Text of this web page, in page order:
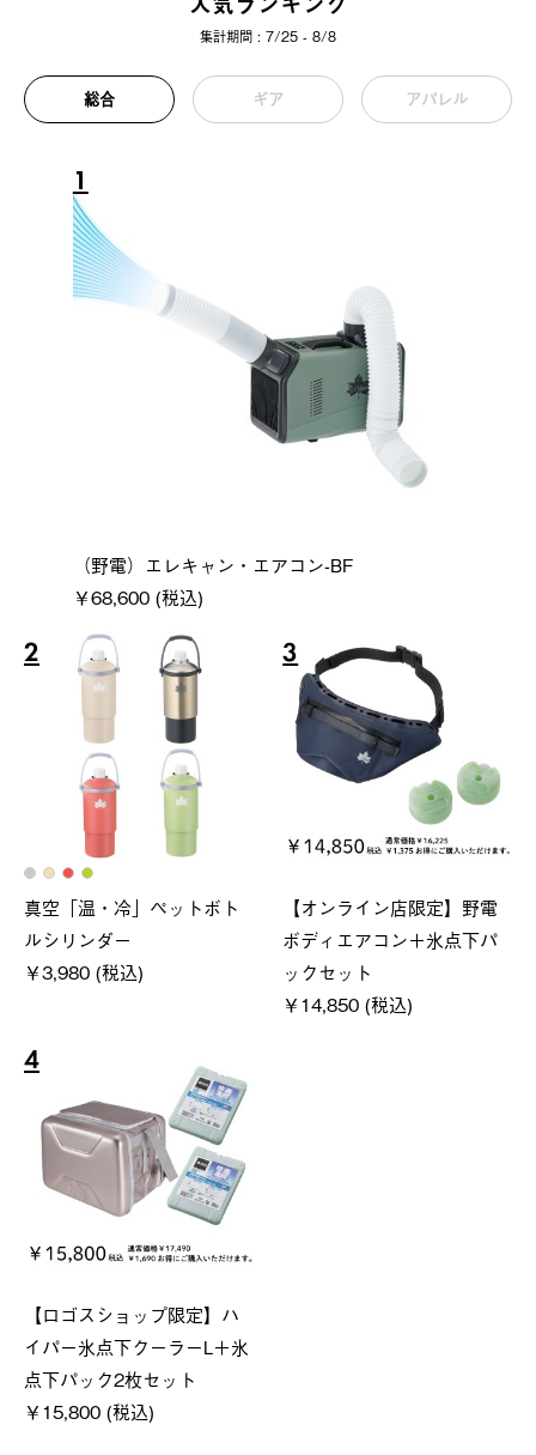
集計期間 : 7/25 - 8/8
総合 ギア アパレル
1
（野電）エレキャン・エアコン-BF
￥68,600 (税込)
2
真空「温・冷」ペットボト
ルシリンダー
￥3,980 (税込)
3
【オンライン店限定】野電
ボディエアコン＋氷点下パ
ックセット
￥14,850 (税込)
4
【ロゴスショップ限定】ハ
イパー氷点下クーラーL＋氷
点下パック2枚セット
￥15,800 (税込)